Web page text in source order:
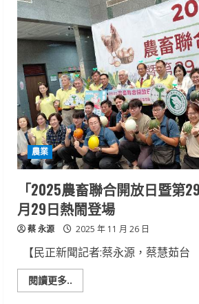
推
廣
國
產
鮮
果
與
標
章
選
購，
打
造
永
續
農
業
新
典
範
農業
「2025農畜聯合開放日暨第
月29日熱鬧登場
蔡 永源 2025 年 11 月 26 日
【民正新聞記者:蔡永源，蔡慧茹台
閱讀更多..
more